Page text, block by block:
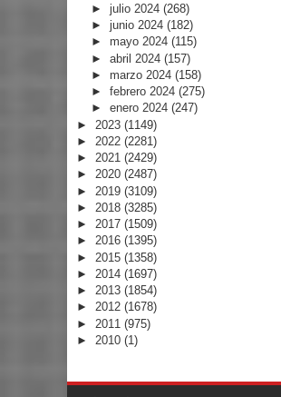
► julio 2024 (268)
► junio 2024 (182)
► mayo 2024 (115)
► abril 2024 (157)
► marzo 2024 (158)
► febrero 2024 (275)
► enero 2024 (247)
► 2023 (1149)
► 2022 (2281)
► 2021 (2429)
► 2020 (2487)
► 2019 (3109)
► 2018 (3285)
► 2017 (1509)
► 2016 (1395)
► 2015 (1358)
► 2014 (1697)
► 2013 (1854)
► 2012 (1678)
► 2011 (975)
► 2010 (1)